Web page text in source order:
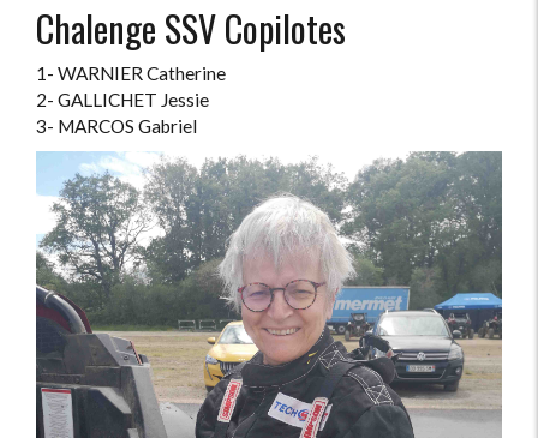
Chalenge SSV Copilotes
1- WARNIER Catherine
2- GALLICHET Jessie
3- MARCOS Gabriel